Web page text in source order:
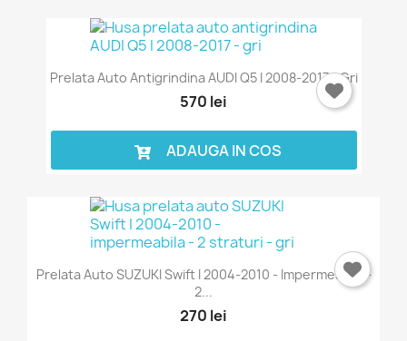
Prelata Auto Antigrindina AUDI Q5 I 2008-2017 - Gri
570 lei
ADAUGA IN COS
Prelata Auto SUZUKI Swift I 2004-2010 - Impermeabila -
2...
270 lei